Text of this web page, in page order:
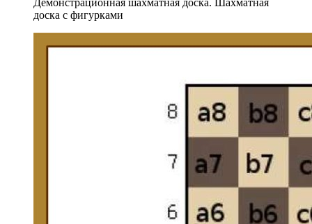
доска с фигурками